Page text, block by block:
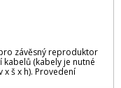
závěsný reproduktor
kabelů (kabely je nutné
x š x h). Provedení